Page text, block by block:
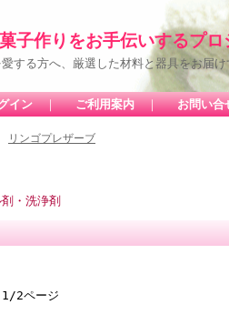
子作りをお手伝いするプ
する方へ、厳選した材料と器具をお届
イン ｜ ご利用案内 ｜ お問い合
リンゴプレザーブ
・洗浄剤
2ページ